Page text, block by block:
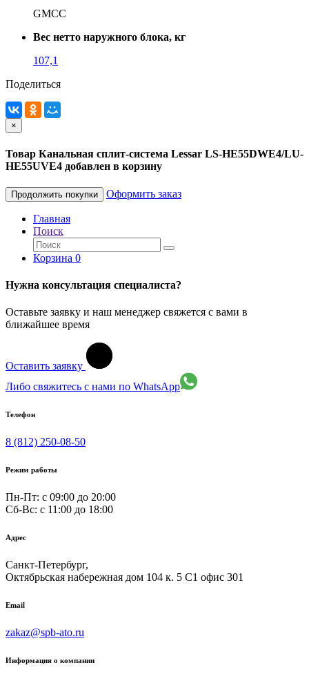
GMCC
Вес нетто наружного блока, кг
107,1
Поделиться
×
Товар Канальная сплит-система Lessar LS-HE55DWE4/LU-
HE55UVE4 добавлен в корзину
Продолжить покупки Оформить заказ
Главная
Поиск
Корзина 0
Нужна консультация специалиста?
Оставьте заявку и наш менеджер свяжется с вами в
ближайшее время
Оставить заявку
Либо свяжитесь с нами по WhatsApp
Телефон
8 (812) 250-08-50
Режим работы
Пн-Пт: с 09:00 до 20:00
Сб-Вс: c 11:00 до 18:00
Адрес
Санкт-Петербург,
Октябрьская набережная дом 104 к. 5 С1 офис 301
Email
zakaz@spb-ato.ru
Информация о компании